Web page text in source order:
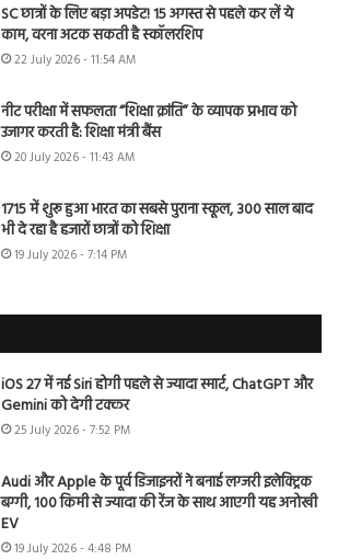
SC छात्रों के लिए बड़ा अपडेट! 15 अगस्त से पहले कर लें ये
काम, वरना अटक सकती है स्कॉलरशिप
22 July 2026 - 11:54 AM
नीट परीक्षा में सफलता “शिक्षा क्रांति” के व्यापक प्रभाव को
उजागर करती है: शिक्षा मंत्री बैंस
20 July 2026 - 11:43 AM
1715 में शुरू हुआ भारत का सबसे पुराना स्कूल, 300 साल बाद
भी दे रहा है हजारों छात्रों को शिक्षा
19 July 2026 - 7:14 PM
iOS 27 में नई Siri होगी पहले से ज्यादा स्मार्ट, ChatGPT और
Gemini को देगी टक्कर
25 July 2026 - 7:52 PM
Audi और Apple के पूर्व डिजाइनरों ने बनाई लग्जरी इलेक्ट्रिक
बग्गी, 100 किमी से ज्यादा की रेंज के साथ आएगी यह अनोखी
EV
19 July 2026 - 4:48 PM